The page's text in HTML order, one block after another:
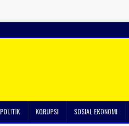
POLITIK KORUPSI SOSIAL EKONOMI